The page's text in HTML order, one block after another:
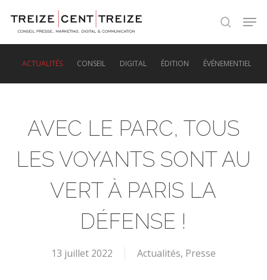
search
ACTUALITÉS CONSEIL DIGITAL ÉDITION ÉVÉNEMENTIEL
AVEC LE PARC, TOUS
LES VOYANTS SONT AU
VERT À PARIS LA
DÉFENSE !
13 juillet 2022 Actualités, Presse